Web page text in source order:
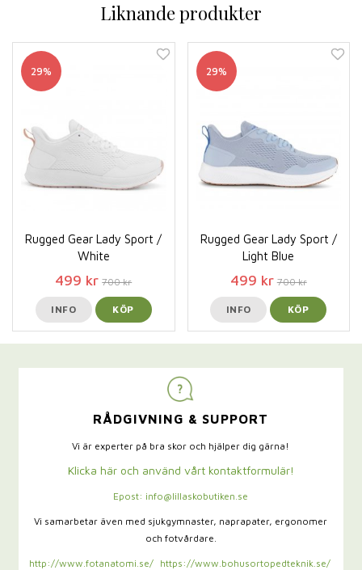
Liknande produkter
29%
Rugged Gear Lady Sport /
White
499 kr 700 kr
INFO KÖP
29%
Rugged Gear Lady Sport /
Light Blue
499 kr 700 kr
INFO KÖP
RÅDGIVNING & SUPPORT
Vi är experter på bra skor och hjälper dig gärna!
Klicka här och använd vårt kontaktformulär!
Epost: info@lillaskobutiken.se
Vi samarbetar även med sjukgymnaster, naprapater, ergonomer
och fotvårdare.
http://www.fotanatomi.se/
https://www.bohusortopedteknik.se/